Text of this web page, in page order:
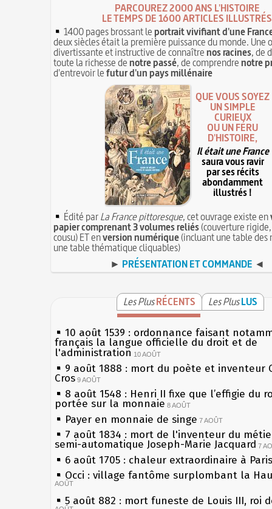
PARCOUREZ 2000 ANS L'HISTOIRE
LE TEMPS DE 1600 ARTICLES ILLUSTRÉS
1400 pages brossant leportrait vivifiant d'une
deux siècles était la première puissance du monde. Une
divertissante et instructive de connaîtrenos racines, de
toute la richesse denotre passé, de comprendrenotre
d'entrevoir lefutur d'un pays millénaire
QUE VOUS SOYEZ
UN SIMPLE
CURIEUX
OU UN FÉRU
D'HISTOIRE,
Il était une France
saura vous ravir
par ses récits
abondamment
illustrés !
Édité parLa France pittoresque, cet ouvrage existe en
papier comprenant 3 volumes reliés(couverture
cousu) ET enversion numérique(incluant une table des
une table thématique cliquables)
► PRÉSENTATION ET COMMANDE ◄
Les PlusRÉCENTS Les PlusLUS
10 août 1539 : ordonnance faisant
français la langue officielle du droit et de
l'administration 10 AOÛT
9 août 1888 : mort du poète et inventeur
Cros 9 AOÛT
8 août 1548 : Henri II fixe que l’effigie du
portée sur la monnaie 8 AOÛT
Payer en monnaie de singe 7 AOÛT
7 août 1834 : mort de l'inventeur du
semi-automatique Joseph-Marie Jacquard 7
6 août 1705 : chaleur extraordinaire à Paris
Occi : village fantôme surplombant la
AOÛT
5 août 882 : mort funeste de Louis III, roi